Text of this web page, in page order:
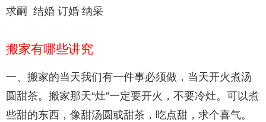
求嗣 结婚 订婚 纳采
搬家有哪些讲究
一、搬家的当天我们有一件事必须做，当天开火煮汤
圆甜茶。搬家那天“灶”一定要开火，不要冷灶。可以煮
些甜的东西，像甜汤圆或甜茶，吃点甜，求个喜气。